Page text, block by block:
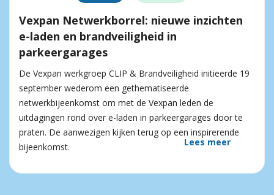
Vexpan Netwerkborrel: nieuwe inzichten
e-laden en brandveiligheid in
parkeergarages
De Vexpan werkgroep CLIP & Brandveiligheid initieerde 19
september wederom een gethematiseerde
netwerkbijeenkomst om met de Vexpan leden de
uitdagingen rond over e-laden in parkeergarages door te
praten. De aanwezigen kijken terug op een inspirerende
bijeenkomst.
Lees meer